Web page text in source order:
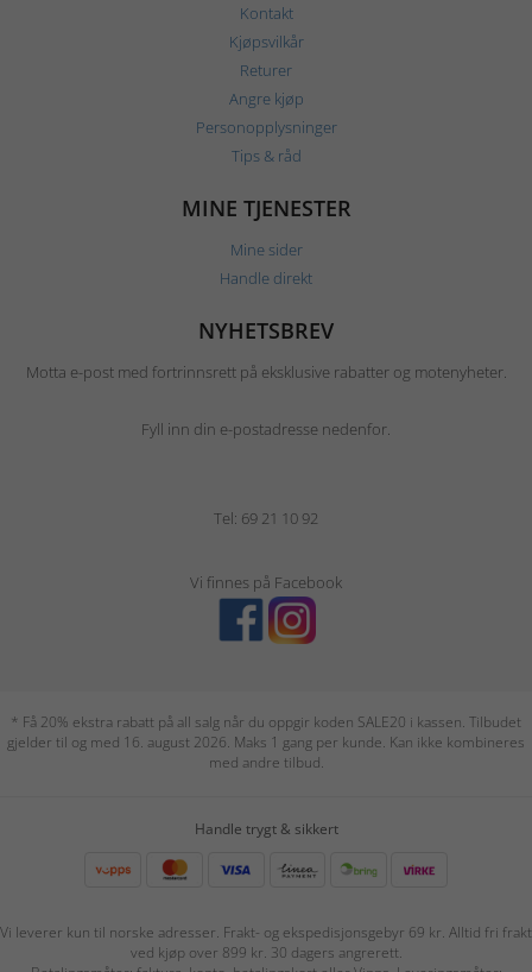
Kontakt
Kjøpsvilkår
Returer
Angre kjøp
Personopplysninger
Tips & råd
MINE TJENESTER
Mine sider
Handle direkt
NYHETSBREV
Motta e-post med fortrinnsrett på eksklusive rabatter og motenyheter.
Fyll inn din e-postadresse nedenfor.
Tel: 69 21 10 92
Vi finnes på Facebook
* Få 20% ekstra rabatt på all salg når du oppgir koden SALE20 i kassen. Tilbudet
gjelder til og med 16. august 2026. Maks 1 gang per kunde. Kan ikke kombineres
med andre tilbud.
Handle trygt & sikkert
Vi leverer kun til norske adresser. Frakt- og ekspedisjonsgebyr 69 kr. Alltid fri frakt
ved kjøp over 899 kr. 30 dagers angrerett.